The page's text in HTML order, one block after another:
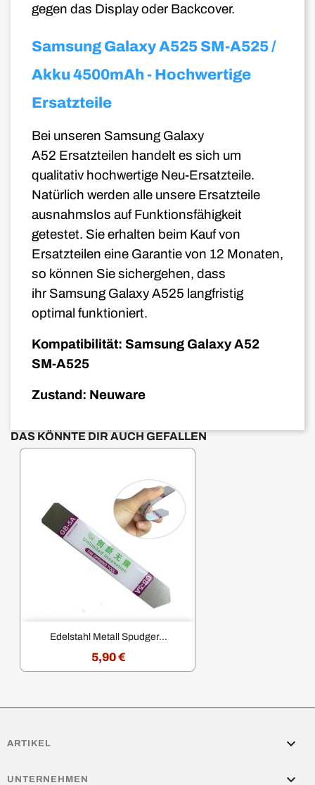
gegen das Display oder Backcover.
Samsung Galaxy A525 SM-A525 /
Akku 4500mAh - Hochwertige
Ersatzteile
Bei unseren Samsung Galaxy
A52 Ersatzteilen handelt es sich um
qualitativ hochwertige Neu-Ersatzteile.
Natürlich werden alle unsere Ersatzteile
ausnahmslos auf Funktionsfähigkeit
getestet. Sie erhalten beim Kauf von
Ersatzteilen eine Garantie von 12 Monaten,
so können Sie sichergehen, dass
ihr Samsung Galaxy A525 langfristig
optimal funktioniert.
Kompatibilität: Samsung Galaxy A52
SM-A525
Zustand: Neuware
DAS KÖNNTE DIR AUCH GEFALLEN
Edelstahl Metall Spudger...
5,90 €
ARTIKEL 
UNTERNEHMEN 